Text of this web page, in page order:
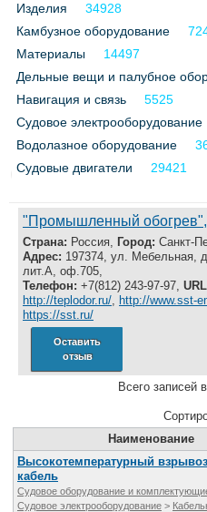
Изделия
34928
Камбузное оборудование
Материалы
14497
Дельные вещи и палубное
Навигация и связь
5525
Судовое электрооборудование
Водолазное оборудование
Судовые двигатели
29421
"Промышленный
Страна: Россия, Город: Санкт-
Адрес: 197374, ул. Мебельная,
лит.А, оф.705,
Телефон: +7(812) 243-97-97,
http://teplodor.ru/, http://www.sst-
https://sst.ru/
Оставить
отзыв
Всего записей
Наименование
Высокотемпературный
кабель
Судовое оборудование и
Судовое электрооборудование >